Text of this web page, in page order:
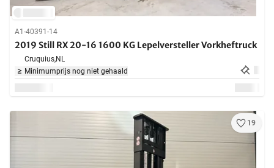
A1-40391-14
2019 Still RX 20-16 1600 KG Lepelversteller Vorkheftruck
Cruquius,NL
Minimumprijs nog niet gehaald
19